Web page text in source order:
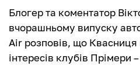
Блогер та коментатор
вчорашньому випуску
Air розповів, що Квасниця
інтересів клубів Прімери